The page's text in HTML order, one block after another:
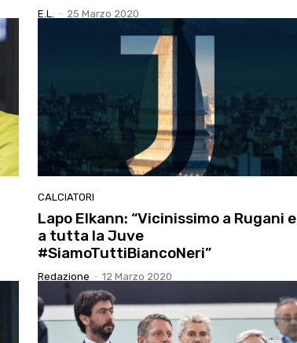
E.l. - 25 Marzo 2020
CALCIATORI
Lapo Elkann: “Vicinissimo a Rugani e
a tutta la Juve
#SiamoTuttiBiancoNeri”
Redazione - 12 Marzo 2020